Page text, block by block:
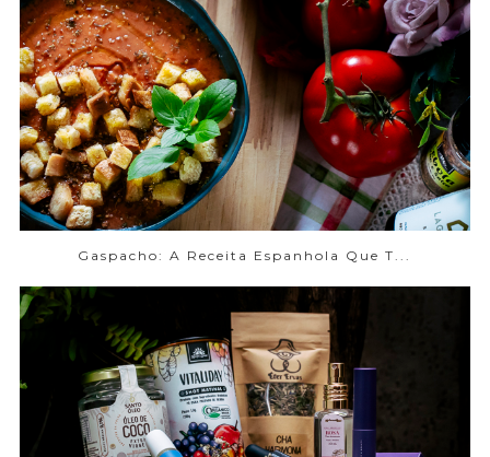
Gaspacho: A Receita Espanhola Que T...